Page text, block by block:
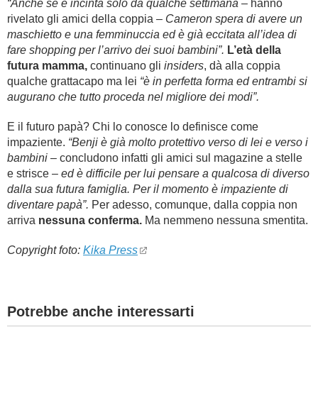
“Anche se è incinta solo da qualche settimana – hanno
rivelato gli amici della coppia – Cameron spera di avere un
maschietto e una femminuccia ed è già eccitata all’idea di
fare shopping per l’arrivo dei suoi bambini”. L’età della
futura mamma, continuano gli insiders, dà alla coppia
qualche grattacapo ma lei “è in perfetta forma ed entrambi si
augurano che tutto proceda nel migliore dei modi”.
E il futuro papà? Chi lo conosce lo definisce come
impaziente. “Benji è già molto protettivo verso di lei e verso i
bambini – concludono infatti gli amici sul magazine a stelle
e strisce – ed è difficile per lui pensare a qualcosa di diverso
dalla sua futura famiglia. Per il momento è impaziente di
diventare papà”. Per adesso, comunque, dalla coppia non
arriva nessuna conferma. Ma nemmeno nessuna smentita.
Copyright foto: Kika Press
Potrebbe anche interessarti